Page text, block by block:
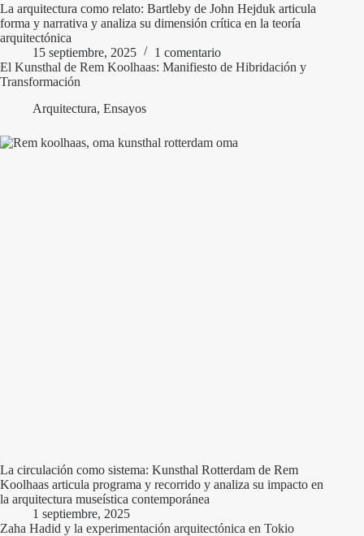
La arquitectura como relato: Bartleby de John Hejduk articula
forma y narrativa y analiza su dimensión crítica en la teoría
arquitectónica
15 septiembre, 2025
1 comentario
El Kunsthal de Rem Koolhaas: Manifiesto de Hibridación y
Transformación
Arquitectura, Ensayos
La circulación como sistema: Kunsthal Rotterdam de Rem
Koolhaas articula programa y recorrido y analiza su impacto en
la arquitectura museística contemporánea
1 septiembre, 2025
Zaha Hadid y la experimentación arquitectónica en Tokio